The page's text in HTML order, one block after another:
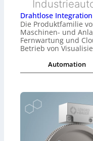
Drahtlose
Die Produktfamilie
Maschinen- und
Fernwartung und
Betrieb von
Automation